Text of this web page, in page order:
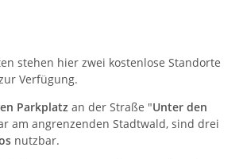
stehen hier zwei kostenlose Standorte
Verfügung.
Parkplatz an der Straße "Unter den
am angrenzenden Stadtwald, sind drei
nutzbar.